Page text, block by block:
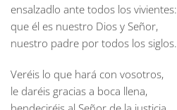
ensalzadlo ante todos los vivientes:
que él es nuestro Dios y Señor,
nuestro padre por todos los siglos.
Veréis lo que hará con vosotros,
le daréis gracias a boca llena,